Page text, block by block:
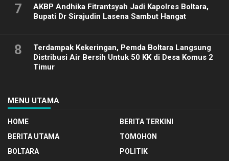
7
AKBP Andhika Fitrantsyah Jadi Kapolres Boltara,
Bupati Dr Sirajudin Lasena Sambut Hangat
8
Terdampak Kekeringan, Pemda Boltara Langsung
Distribusi Air Bersih Untuk 50 KK di Desa Komus 2
Timur
MENU UTAMA
HOME
BERITA TERKINI
BERITA UTAMA
TOMOHON
BOLTARA
POLITIK